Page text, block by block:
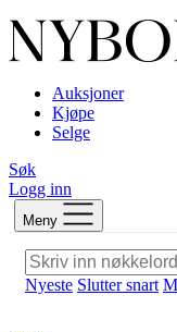
Auksjoner
Kjøpe
Selge
Søk
Logg inn
Meny
Nyeste Slutter snart